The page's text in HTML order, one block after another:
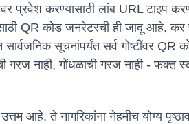
प्रवेश करण्यासाठी लांब URL टाइप
QR कोड जनरेटरची ही जादू आहे. कर
सार्वजनिक सूचनांपर्यंत सर्व गोष्टींवर
गरज नाही, गोंधळाची गरज नाही - फक्त
आहे. ते नागरिकांना नेहमीच योग्य